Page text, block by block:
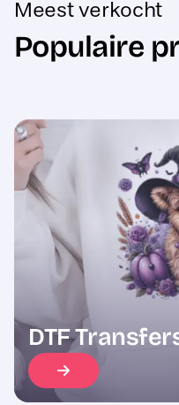
Sale
Populaire
DTF